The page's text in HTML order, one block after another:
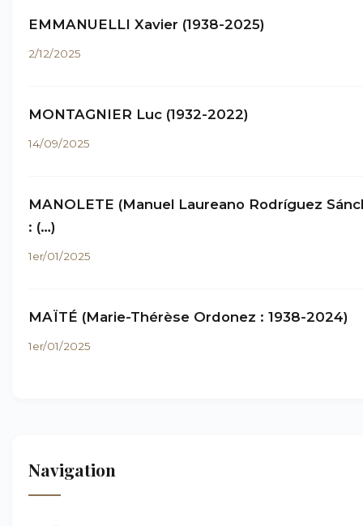
EMMANUELLI Xavier (1938-2025)
2/12/2025
MONTAGNIER Luc (1932-2022)
14/09/2025
MANOLETE (Manuel Laureano Rodríguez
: (…)
1er/01/2025
MAÏTÉ (Marie-Thérèse Ordonez : 1938-2024)
1er/01/2025
Navigation